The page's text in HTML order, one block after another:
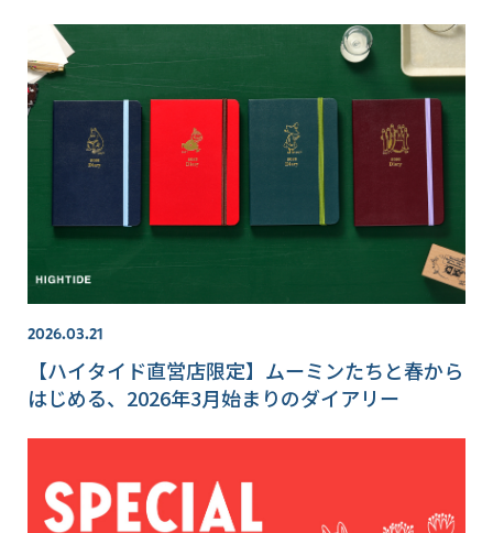
2026.03.21
【ハイタイド直営店限定】ムーミンたちと春から
はじめる、2026年3月始まりのダイアリー